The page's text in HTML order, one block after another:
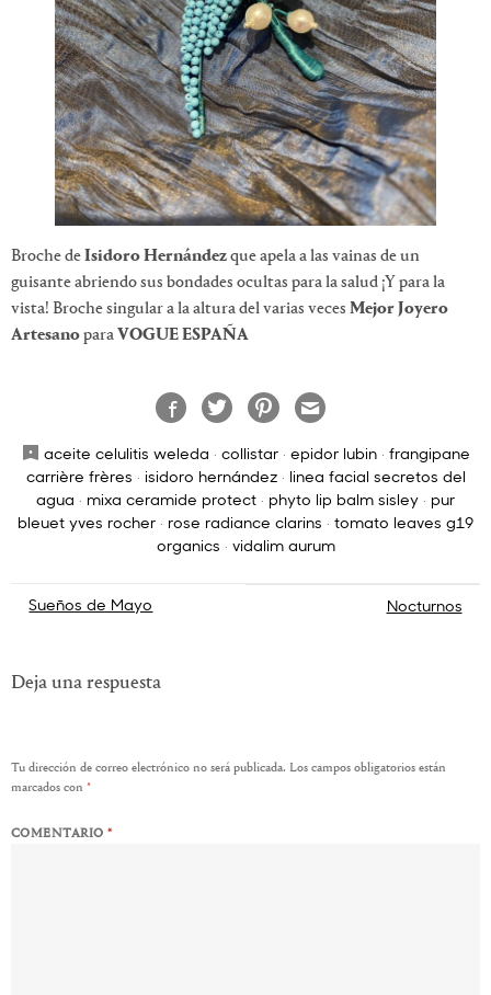
Broche deIsidoro Hernándezque apela a las vainas de un
guisante abriendo sus bondades ocultas para la salud ¡Y para la
vista! Broche singular a la altura del varias veces Mejor Joyero
ArtesanoparaVOGUE ESPAÑA
aceite celulitis weleda · collistar· epidor lubin· frangipane
carrière frères · isidoro hernández· linea facial secretos del
agua · mixa ceramide protect · phyto lip balm sisley · pur
bleuet yves rocher · rose radiance clarins · tomato leaves g19
organics · vidalim aurum
Navegación
entradas
Sueños de Mayo Nocturnos
Deja una respuesta
Tu dirección de correo electrónico no será publicada. Los campos obligatorios están
marcados con *
COMENTARIO*